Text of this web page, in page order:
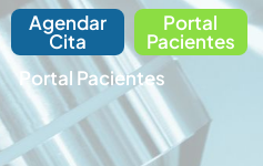
Agendar
Cita
Portal
Pacientes
Portal Pacientes